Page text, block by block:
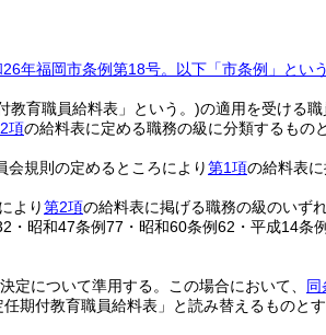
年福岡市条例第18号。以下「市条例」とい
教育職員給料表」という。)の適用を受ける職
項の給料表に定める職務の級に分類するもの
会規則の定めるところにより第1項の給料表
より第2項の給料表に掲げる職務の級のいず
昭和47条例77・昭和60条例62・平成14条
定について準用する。 この場合において、 同
期付教育職員給料表」と読み替えるものとす